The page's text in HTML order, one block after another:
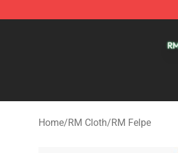
Home/RM Cloth/RM Felpe